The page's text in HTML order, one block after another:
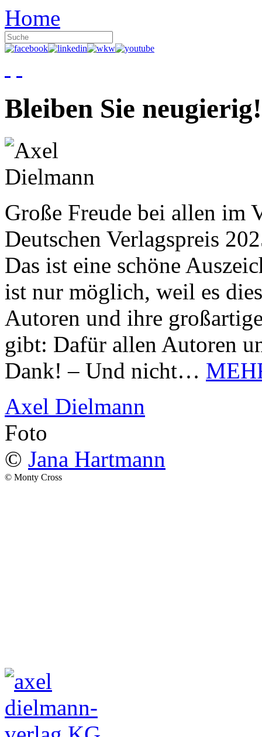
Home
Bleiben Sie neugierig!
Große Freude bei allen im
Deutschen Verlagspreis
Das ist eine schöne
ist nur möglich, weil es
Autoren und ihre
gibt: Dafür allen Autoren
Dank! – Und nicht…
Axel Dielmann
Foto
© Jana Hartmann
© Monty Cross